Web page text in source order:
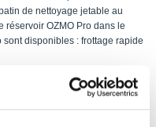
de nettoyage jetable au
réservoir OZMO Pro dans le
disponibles : frottage rapide
verrouillage distinct.